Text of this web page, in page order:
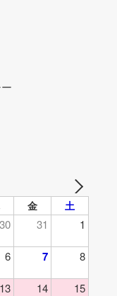
金 土
30 31 1
6 7 8
13 14 15